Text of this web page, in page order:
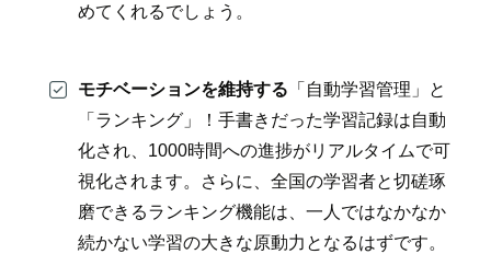
めてくれるでしょう。
モチベーションを維持する 「自動学習管理」と
「ランキング」！手書きだった学習記録は自動
化され、1000時間への進捗がリアルタイムで可
視化されます。さらに、全国の学習者と切磋琢
磨できるランキング機能は、一人ではなかなか
続かない学習の大きな原動力となるはずです。